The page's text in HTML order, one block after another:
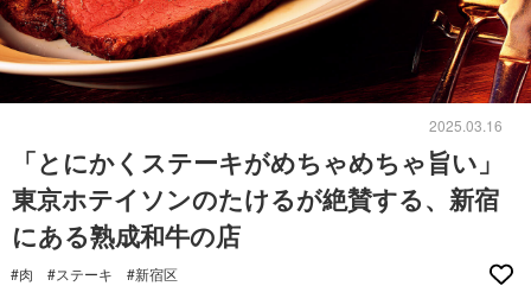
2025.03.16
「とにかくステーキがめちゃめちゃ旨い」
東京ホテイソンのたけるが絶賛する、新宿
にある熟成和牛の店
#肉 #ステーキ #新宿区